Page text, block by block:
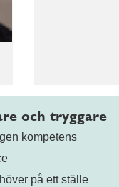
och tryggare
kompetens
på ett ställe